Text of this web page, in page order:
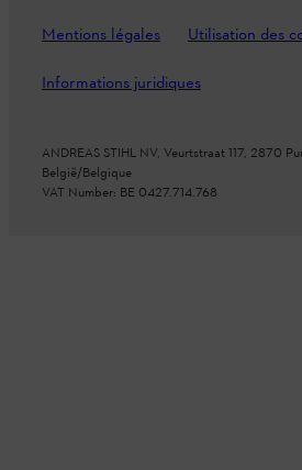
Mentions légales Utilisation des
Informations juridiques
ANDREAS STIHL NV, Veurtstraat 117, 2870
België/Belgique
VAT Number: BE 0427.714.768